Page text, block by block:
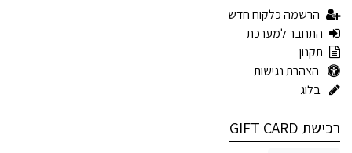
הרשמה כלקוח חדש
התחבר למערכת
תקנון
הצהרת נגישות
בלוג
רכישת GIFT CARD